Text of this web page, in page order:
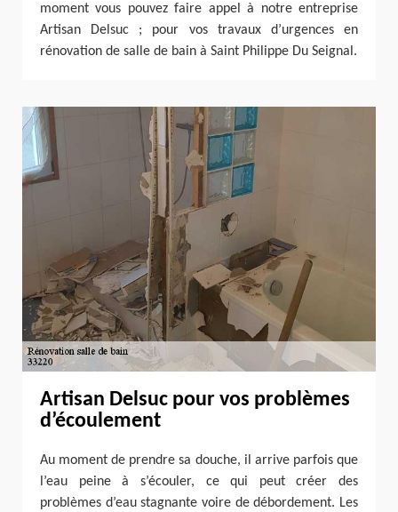
moment vous pouvez faire appel à notre entreprise
Artisan Delsuc ; pour vos travaux d’urgences en
rénovation de salle de bain à Saint Philippe Du Seignal.
Artisan Delsuc pour vos problèmes
d’écoulement
Au moment de prendre sa douche, il arrive parfois que
l’eau peine à s’écouler, ce qui peut créer des
problèmes d’eau stagnante voire de débordement. Les